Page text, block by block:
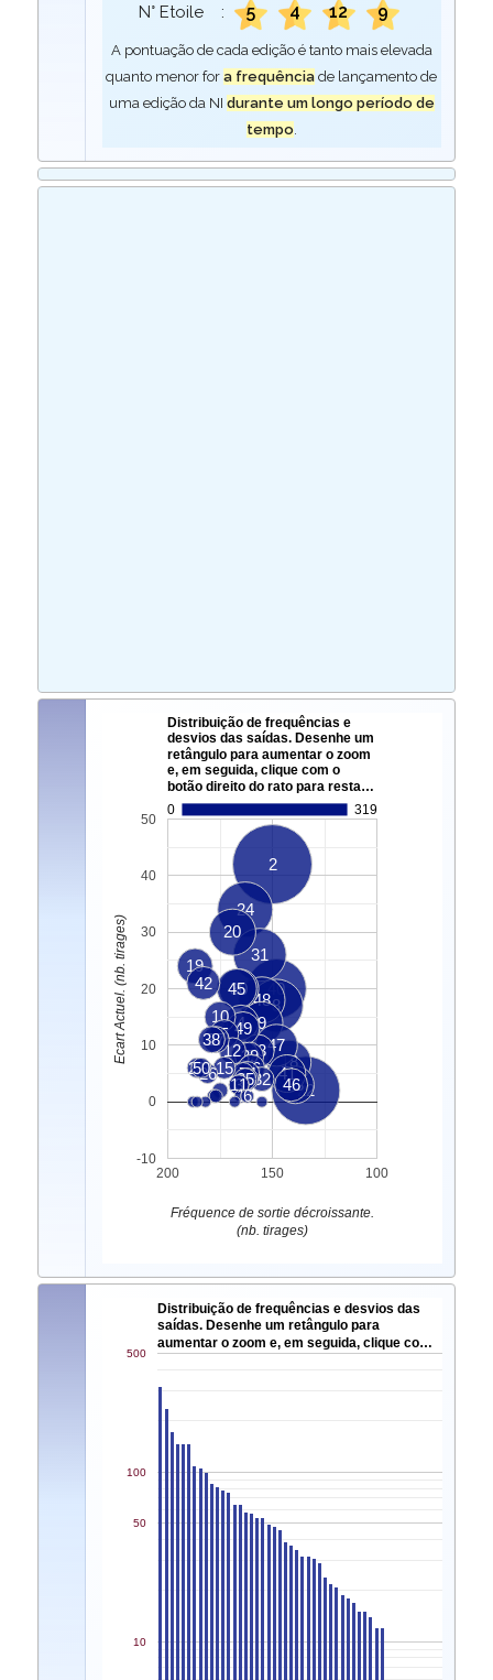
N° Etoile : 5 4 12 9
A pontuação de cada edição é tanto mais elevada
quanto menor fora frequência de lançamento de
uma edição da NI durante um longo período de
tempo.
Distribuição de frequências e
desvios das saídas. Desenhe um
retângulo para aumentar o zoom
e, em seguida, clique com o
botão direito do rato para resta…
0
319
2
22
40
24
8
31
20
48
18
9
47
30
45
33
41
4
19
42
43
46
49
10
5
13
39
12
16
37
38
32
34
7
15
28
35
3
11
2126
50
16
200 150 100
-10
0
10
20
30
40
50
Fréquence de sortie décroissante.
(nb. tirages)
Ecart Actuel. (nb. tirages)
Distribuição de frequências e desvios das
saídas. Desenhe um retângulo para
aumentar o zoom e, em seguida, clique co…
10
50
100
500